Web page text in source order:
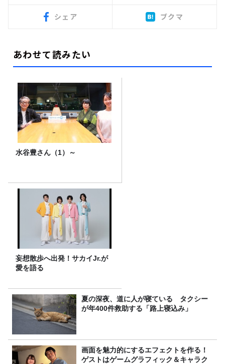
シェア ブクマ
あわせて読みたい
水谷豊さん（1）～
妄想散歩へ出発！サカイJr.が
愛を語る
夏の深夜、道に人が寝ている タクシー
が年400件救助する「路上寝込み」
画面を魅力的にするエフェクトを作る！
ゲストはゲームグラフィック＆キャラク